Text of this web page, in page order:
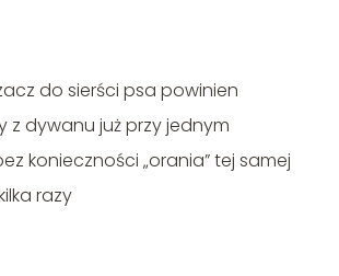
do sierści psa powinien
z dywanu już przy jednym
konieczności „orania” tej samej
razy